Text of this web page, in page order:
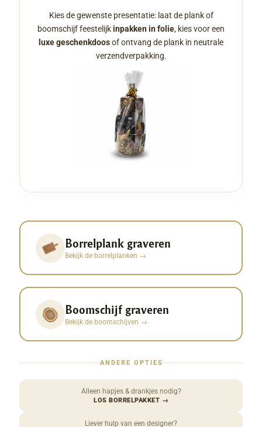
Kies de gewenste presentatie: laat de plank of
boomschijf feestelijkinpakken in folie, kies voor een
luxe geschenkdoosof ontvang de plank in neutrale
verzendverpakking.
Borrelplank graveren
Bekijk de borrelplanken →
Boomschijf graveren
Bekijk de boomschijven →
ANDERE OPTIES
Alleen hapjes & drankjes nodig?
LOS BORRELPAKKET →
Liever hulp van een designer?